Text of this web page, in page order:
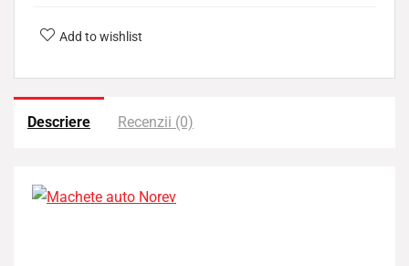
a
Add to wishlist
Descriere Recenzii (0)